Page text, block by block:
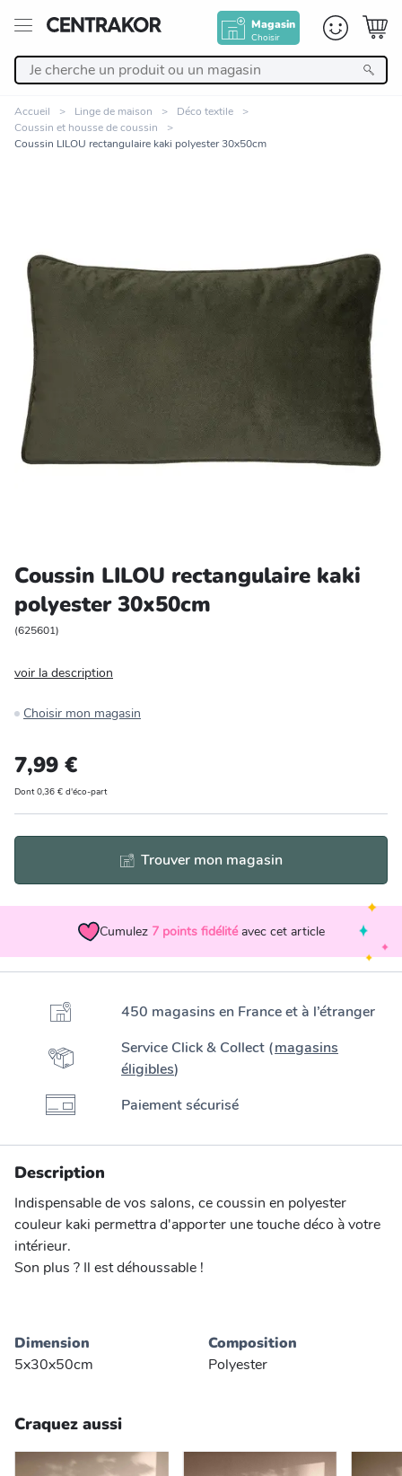
Magasin
Choisir
Nos Produits
Meuble
Cuisine et art de la table
Salle de bain et beauté
Entretien et rangement
Bricolage et auto
Jardin et plein air
Accueil Linge de maison
Déco textile
Coussin et housse de coussin
Coussin LILOU rectangulaire kaki polyester 30x50cm
Zoomer sur l'image
Coussin LILOU rectangulaire kaki
polyester 30x50cm
(625601)
voir la description
Choisir mon magasin
7,99 €
Dont 0,36 € d'éco-part
Trouver mon magasin
Cumulez 7 points fidélité avec cet article
450 magasins en France et à l’étranger
Service Click & Collect (magasins
éligibles)
Paiement sécurisé
Description
Indispensable de vos salons, ce coussin en polyester
couleur kaki permettra d'apporter une touche déco à votre
intérieur.
Son plus ? Il est déhoussable !
Dimension
5x30x50cm
Composition
Polyester
Craquez aussi